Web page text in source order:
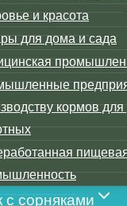
и красота
для дома и сада
кормов
сорняками